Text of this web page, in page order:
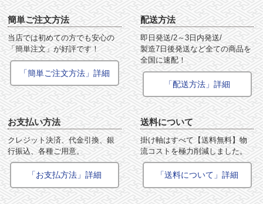
簡単ご注文方法
当店では初めての方でも安心の
「簡単注文」が好評です！
「簡単ご注文方法」詳細
配送方法
即日発送/2～3日内発送/
製造7日後発送など全ての商品を
全国に速配！
「配送方法」詳細
お支払い方法
クレジット決済、代金引換、銀
行振込、各種ご用意。
「お支払方法」詳細
送料について
掛け軸はすべて【送料無料】物
流コストを極力削減しました。
「送料について」詳細